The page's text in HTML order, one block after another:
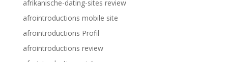
afrikanische-dating-sites review
afrointroductions mobile site
afrointroductions Profil
afrointroductions review